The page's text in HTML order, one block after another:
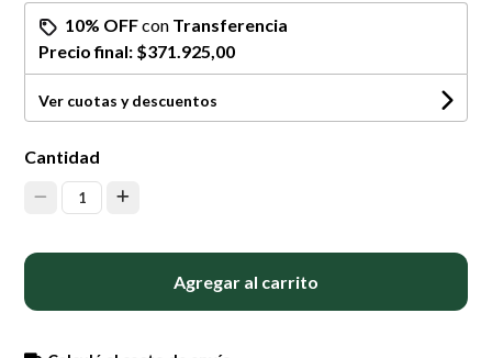
10% OFFcon Transferencia
Precio final: $371.925,00
Ver cuotas y descuentos
Cantidad
1
Agregar al carrito